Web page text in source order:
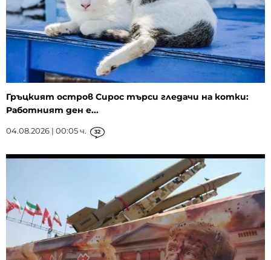
Гръцкият остров Сирос търси гледачи на котки:
Работният ден е...
04.08.2026 | 00:05 ч. 32